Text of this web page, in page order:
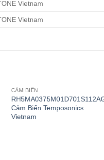
Vietnam
Vietnam
CẢM BIẾN
Cảm Biến Temposonics
Vietnam